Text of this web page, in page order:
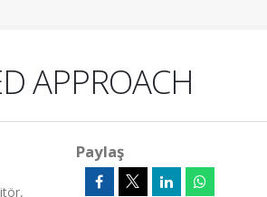
APPROACH
Paylaş